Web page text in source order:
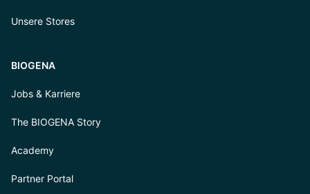
Unsere Stores
BIOGENA
Jobs & Karriere
The BIOGENA Story
Academy
Partner Portal